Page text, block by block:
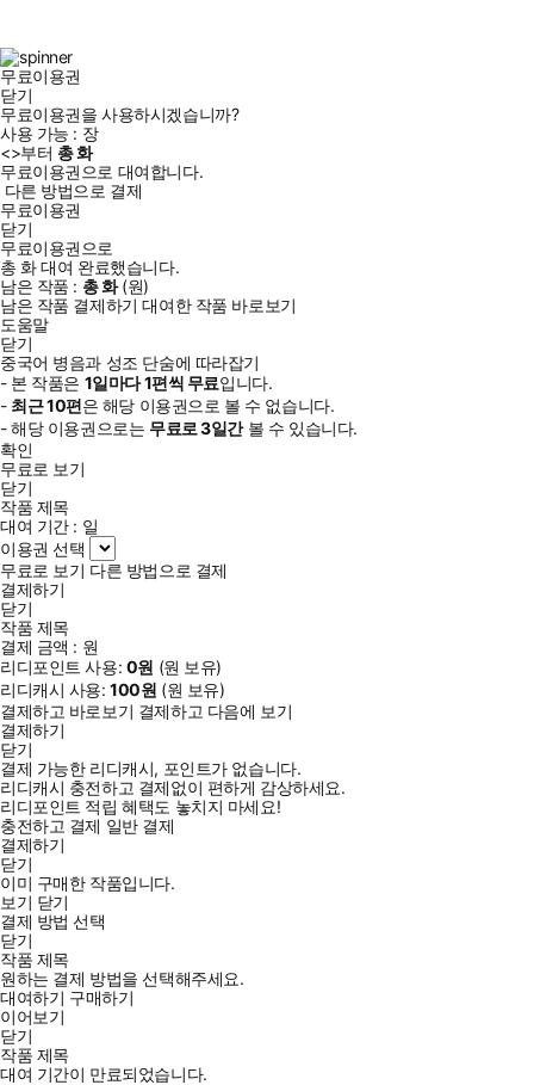
무료이용권
닫기
무료이용권을 사용하시겠습니까?
사용 가능 : 장
<>부터 총화
무료이용권으로 대여합니다.
다른 방법으로 결제
무료이용권
닫기
무료이용권으로
총 화대여 완료했습니다.
남은 작품 : 총화(원)
남은 작품 결제하기 대여한 작품 바로보기
도움말
닫기
중국어 병음과 성조 단숨에 따라잡기
- 본 작품은 1일마다1편씩 무료입니다.
- 최근10편은 해당 이용권으로 볼 수 없습니다.
- 해당 이용권으로는 무료로3일간볼 수 있습니다.
확인
무료로 보기
닫기
작품 제목
대여 기간 : 일
이용권 선택
무료로 보기 다른 방법으로 결제
결제하기
닫기
작품 제목
결제 금액 : 원
리디포인트 사용: 0원 (원 보유)
리디캐시 사용:100원 (원 보유)
결제하고 바로보기 결제하고 다음에 보기
결제하기
닫기
결제 가능한 리디캐시, 포인트가 없습니다.
리디캐시 충전하고 결제없이 편하게 감상하세요.
리디포인트 적립 혜택도 놓치지 마세요!
충전하고 결제 일반 결제
결제하기
닫기
이미 구매한 작품입니다.
보기 닫기
결제 방법 선택
닫기
작품 제목
원하는 결제 방법을 선택해주세요.
대여하기 구매하기
이어보기
닫기
작품 제목
대여 기간이 만료되었습니다.